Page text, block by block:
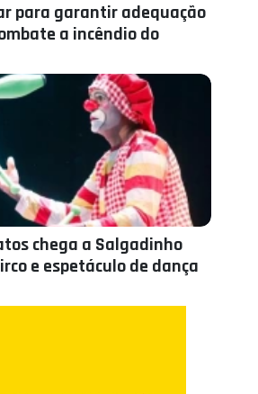
para garantir adequação
a incêndio do
chega a Salgadinho
e espetáculo de dança